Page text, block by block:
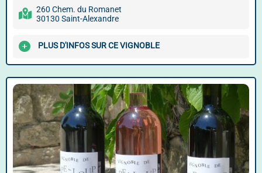
260 Chem. du Romanet
30130 Saint-Alexandre
PLUS D'INFOS SUR CE VIGNOBLE